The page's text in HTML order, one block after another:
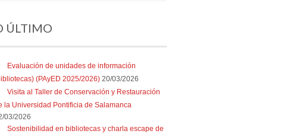
ÚLTIMO
Evaluación de unidades de información
(PAyED 2025/2026) 20/03/2026
Visita al Taller de Conservación y Restauración
la Universidad Pontificia de Salamanca
03/2026
Sostenibilidad en bibliotecas y charla escape de